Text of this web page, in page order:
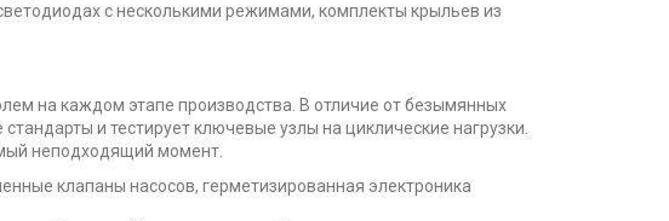
с несколькими режимами, комплекты крыльев из
на каждом этапе производства. В отличие от безымянных
и тестирует ключевые узлы на циклические нагрузки.
неподходящий момент.
клапаны насосов, герметизированная электроника